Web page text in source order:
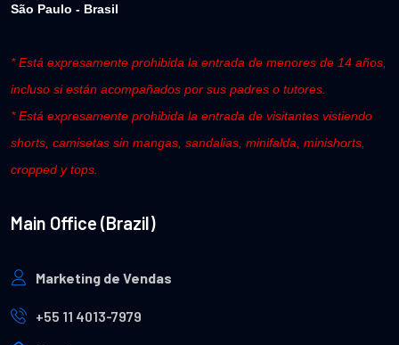
São Paulo - Brasil
* Está expresamente prohibida la entrada de menores de 14 años,
incluso si están acompañados por sus padres o tutores.
* Está expresamente prohibida la entrada de visitantes vistiendo
shorts, camisetas sin mangas, sandalias, minifalda, minishorts,
cropped y tops.
Main Office (Brazil)
Marketing de Vendas
+55 11 4013-7979